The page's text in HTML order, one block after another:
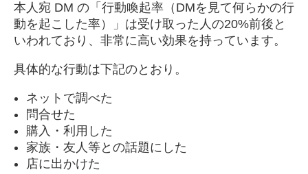
本人宛 DM の「行動喚起率（DMを見て何らかの行
動を起こした率）」は受け取った人の20%前後と
いわれており、非常に高い効果を持っています。
具体的な行動は下記のとおり。
ネットで調べた
問合せた
購入・利用した
家族・友人等との話題にした
店に出かけた